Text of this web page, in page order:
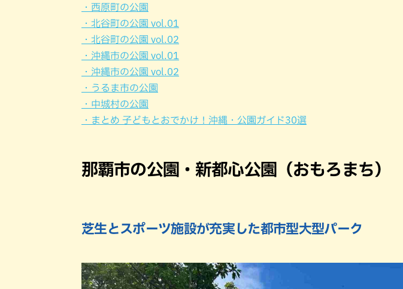
・西原町の公園
・北谷町の公園 vol.01
・北谷町の公園 vol.02
・沖縄市の公園 vol.01
・沖縄市の公園 vol.02
・うるま市の公園
・中城村の公園
・まとめ 子どもとおでかけ！沖縄・公園ガイド30選
那覇市の公園・新都心公園（おもろまち）
芝生とスポーツ施設が充実した都市型大型パーク